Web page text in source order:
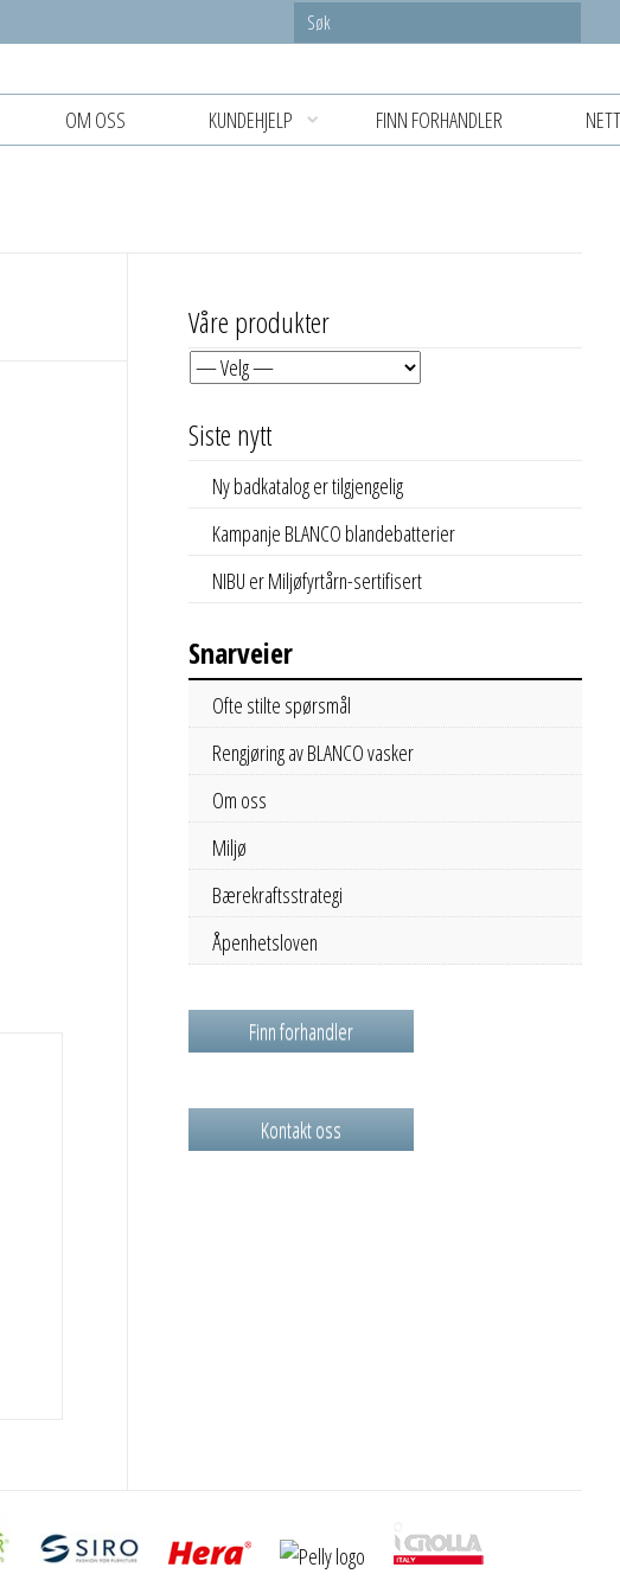
OM OSS KUNDEHJELP FINN FORHANDLER
Våre produkter
Siste nytt
Ny badkatalog er tilgjengelig
Kampanje BLANCO blandebatterier
NIBU er Miljøfyrtårn-sertifisert
Snarveier
Ofte stilte spørsmål
Rengjøring av BLANCO vasker
Om oss
Miljø
Bærekraftsstrategi
Åpenhetsloven
Finn forhandler
Kontakt oss